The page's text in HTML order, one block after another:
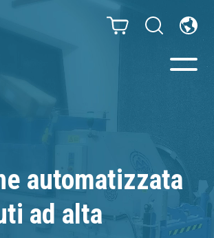
e Compattatori
Il tuo settore
Materiali
automatizzata
ad alta